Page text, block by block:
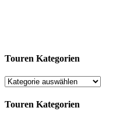
Touren Kategorien
Touren Kategorien